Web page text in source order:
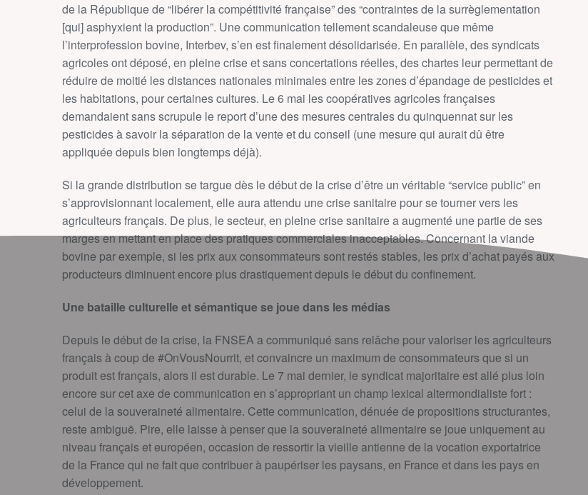
de la République de “libérer la compétitivité française” des “contraintes de la surrèglementation
[qui] asphyxient la production”. Une communication tellement scandaleuse que même
l’interprofession bovine, Interbev, s’en est finalement désolidarisée. En parallèle, des syndicats
agricoles ont déposé, en pleine crise et sans concertations réelles, des chartes leur permettant de
réduire de moitié les distances nationales minimales entre les zones d’épandage de pesticides et
les habitations, pour certaines cultures. Le 6 mai les coopératives agricoles françaises
demandaient sans scrupule le report d’une des mesures centrales du quinquennat sur les
pesticides à savoir la séparation de la vente et du conseil (une mesure qui aurait dû être
appliquée depuis bien longtemps déjà).
Si la grande distribution se targue dès le début de la crise d’être un véritable “service public” en
s’approvisionnant localement, elle aura attendu une crise sanitaire pour se tourner vers les
agriculteurs français. De plus, le secteur, en pleine crise sanitaire a augmenté une partie de ses
marges en mettant en place des pratiques commerciales inacceptables. Concernant la viande
bovine par exemple, si les prix aux consommateurs sont restés stables, les prix d’achat payés aux
producteurs diminuent encore plus drastiquement depuis le début du confinement.
Une bataille culturelle et sémantique se joue dans les médias
Depuis le début de la crise, la FNSEA a communiqué sans relâche pour valoriser les agriculteurs
français à coup de #OnVousNourrit, et convaincre un maximum de consommateurs que si un
produit est français, alors il est durable. Le 7 mai dernier, le syndicat majoritaire est allé plus loin
encore sur cet axe de communication en s’appropriant un champ lexical altermondialiste fort :
celui de la souveraineté alimentaire. Cette communication, dénuée de propositions structurantes,
reste ambiguë. Pire, elle laisse à penser que la souveraineté alimentaire se joue uniquement au
niveau français et européen, occasion de ressortir la vieille antienne de la vocation exportatrice
de la France qui ne fait que contribuer à paupériser les paysans, en France et dans les pays en
développement.